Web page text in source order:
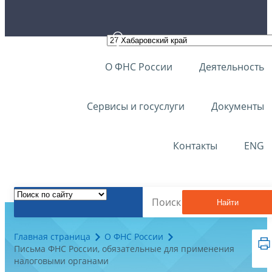
О ФНС России Деятельность
Сервисы и госуслуги Документы
Контакты ENG
Найти
Главная страница
О ФНС России
Письма ФНС России, обязательные для применения
налоговыми органами